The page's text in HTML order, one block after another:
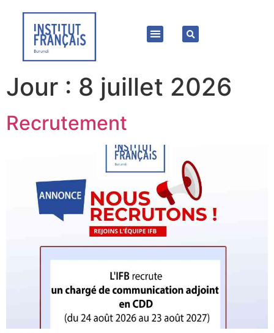
Jour : 8 juillet 2026
Recrutement